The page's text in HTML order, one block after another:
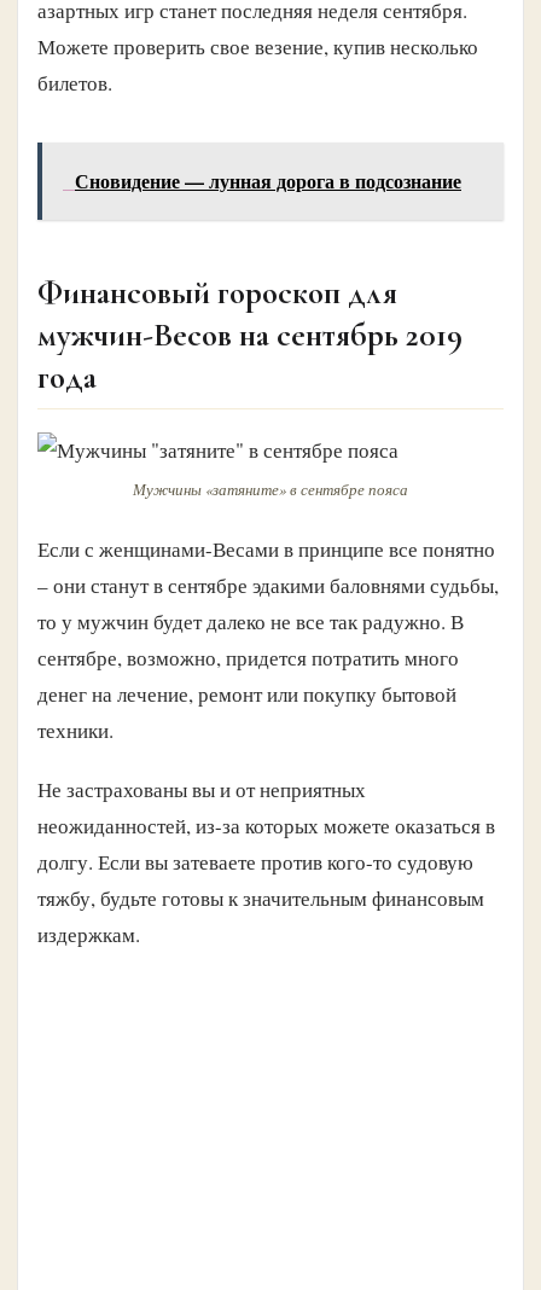
азартных игр станет последняя неделя сентября.
Можете проверить свое везение, купив несколько
билетов.
Сновидение — лунная дорога в подсознание
Финансовый гороскоп для
мужчин-Весов на сентябрь 2019
года
Мужчины «затяните» в сентябре пояса
Если с женщинами-Весами в принципе все понятно
– они станут в сентябре эдакими баловнями судьбы,
то у мужчин будет далеко не все так радужно. В
сентябре, возможно, придется потратить много
денег на лечение, ремонт или покупку бытовой
техники.
Не застрахованы вы и от неприятных
неожиданностей, из-за которых можете оказаться в
долгу. Если вы затеваете против кого-то судовую
тяжбу, будьте готовы к значительным финансовым
издержкам.